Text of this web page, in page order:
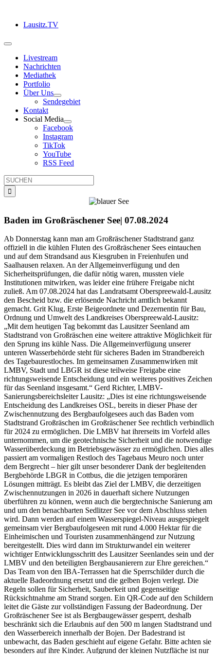
springenLausitz.TV
Toggle
NavigationLivestream
Nachrichten
Mediathek
Portfolio
Über Uns
Sendegebiet
Kontakt
Social Media
Facebook
Instagram
TikTok
YouTube
RSS Feed
Suche
nach:
Baden im Großräschener See| 07.08.2024
Ab Donnerstag kann man am Großräschener Stadtstrand ganz
offiziell in die kühlen Fluten des Großräschener Sees eintauchen
und auf dem Strandsand aus Kiesgruben in Freienhufen und
Saalhausen relaxen. An der Allgemeinverfügung und den
Sicherheitsprüfungen, die dafür nötig waren, mussten viele
Institutionen mitwirken, was leider eine frühere Freigabe nicht
zuließ. Am 07.08.2024 hat das Landratsamt Oberspreewald-Lausitz
den Bescheid bzw. die erlösende Nachricht amtlich bekannt
gemacht. Grit Klug, Erste Beigeordnete und Dezernentin für Bau,
Ordnung und Umwelt des Landkreises Oberspreewald-Lausitz:
„Mit dem heutigen Tag bekommt das Lausitzer Seenland am
Stadtstrand von Großräschen eine weitere attraktive Möglichkeit für
den Sprung ins kühle Nass. Die Allgemeinverfügung unserer
unteren Wasserbehörde steht für sicheres Baden im Strandbereich
des Tagebaurestloches. Im gemeinsamen Zusammenwirken mit
LMBV, Stadt und LBGR ist diese teilweise Freigabe eine
richtungsweisende Entscheidung und ein weiteres positives Zeichen
für das Seenland insgesamt.“ Gerd Richter, LMBV-
Sanierungsbereichsleiter Lausitz: „Dies ist eine richtungsweisende
Entscheidung des Landkreises OSL, bereits in dieser Phase der
Zwischennutzung des Bergbaufolgesees auch das Baden vom
Stadtstrand Großräschen im Großräschener See rechtlich verbindlich
für 2024 zu ermöglichen. Die LMBV hat ihrerseits im Vorfeld alles
unternommen, um die geotechnische Sicherheit und die notwendige
Wasserüberdeckung im Betriebsgewässer zu ermöglichen. Dies alles
passiert am vormaligen Restloch des Tagebaus Meuro noch unter
dem Bergrecht – hier gilt unser besonderer Dank der begleitenden
Bergbehörde LBGR in Cottbus, die die jetzigen temporären
Lösungen mitträgt. Es bleibt das Ziel der LMBV, die derzeitigen
Zwischennutzungen in 2026 in dauerhaft sichere Nutzungen
überführen zu können, wenn auch die bergtechnische Sanierung am
und um den benachbarten Sedlitzer See vor dem Abschluss stehen
wird. Dann werden auf einem Wasserspiegel-Niveau ausgespiegelt
gemeinsam vier Bergbaufolgeseen mit rund 4.000 Hektar für die
Einheimischen und Touristen zusammenhängend zur Nutzung
bereitgestellt. Dies wird dann im Strukturwandel ein weiterer
wichtiger Entwicklungsschritt des Lausitzer Seenlandes sein und der
LMBV und den beteiligten Bergbausanierern zur Ehre gereichen.“
Das Team von den IBA-Terrassen hat die Sperrschilder durch die
aktuelle Badeordnung ersetzt und die gelben Bojen verlegt. Die
Regeln sollen für Sicherheit, Sauberkeit und gegenseitige
Rücksichtnahme am Strand sorgen. Ein QR-Code auf den Schildern
leitet die Gäste zur vollständigen Fassung der Badeordnung. Der
Großräschener See ist als Bergbaugewässer gesperrt, deshalb
beschränkt sich die Erlaubnis auf den 500 m langen Stadtstrand und
den Wasserbereich innerhalb der Bojen. Der Badestrand ist
unbewacht, das Baden geschieht auf eigene Gefahr. Bitte achten sie
besonders auf ihre Kinder. Aufgrund der kleinen Nutzfläche ist nur